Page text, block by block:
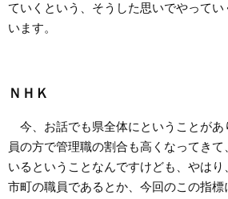
ていくという、そうした思いでやって
います。
ＮＨＫ
今、お話でも県全体にということがあ
員の方で管理職の割合も高くなってき
いるということなんですけども、やはり
市町の職員であるとか、今回のこの指